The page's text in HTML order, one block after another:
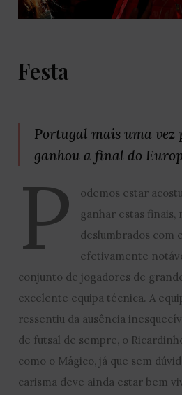
Festa
Portugal mais uma vez
ganhou a final do
P
odemos estar
ganhar estas finais,
deslumbrados com
efetivamente
conjunto de jogadores de
excelente equipa técnica. A
ressentiu da ausência
de futsal de sempre, o
como o Mágico, já que sem
carisma deve ainda estar bem